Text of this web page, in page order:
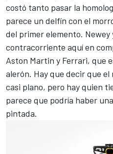
costó tanto pasar la
parece un delfín con el
del primer elemento.
contracorriente aquí en
Aston Martin y Ferrari, que
alerón. Hay que decir que
casi plano, pero hay quien
parece que podría haber
pintada.